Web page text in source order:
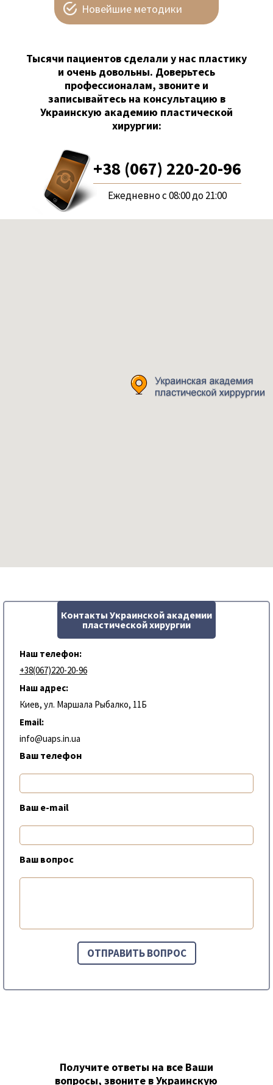
Новейшие методики
Тысячи пациентов сделали у нас пластику
и очень довольны. Доверьтесь
профессионалам, звоните и
записывайтесь на консультацию в
Украинскую академию пластической
хирургии:
+38 (067) 220-20-96
Ежедневно с 08:00 до 21:00
Контакты Украинской академии
пластической хирургии
Наш телефон:
+38(067)220-20-96
Наш адрес:
Киев, ул. Маршала Рыбалко, 11Б
Email:
info@uaps.in.ua
Ваш телефон
Ваш e-mail
Ваш вопрос
Получите ответы на все Ваши
вопросы, звоните в Украинскую